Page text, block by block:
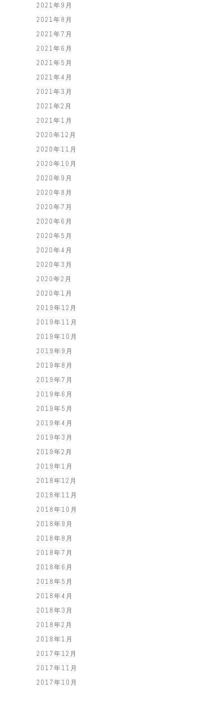
2021年9月
2021年8月
2021年7月
2021年6月
2021年5月
2021年4月
2021年3月
2021年2月
2021年1月
2020年12月
2020年11月
2020年10月
2020年9月
2020年8月
2020年7月
2020年6月
2020年5月
2020年4月
2020年3月
2020年2月
2020年1月
2019年12月
2019年11月
2019年10月
2019年9月
2019年8月
2019年7月
2019年6月
2019年5月
2019年4月
2019年3月
2019年2月
2019年1月
2018年12月
2018年11月
2018年10月
2018年9月
2018年8月
2018年7月
2018年6月
2018年5月
2018年4月
2018年3月
2018年2月
2018年1月
2017年12月
2017年11月
2017年10月